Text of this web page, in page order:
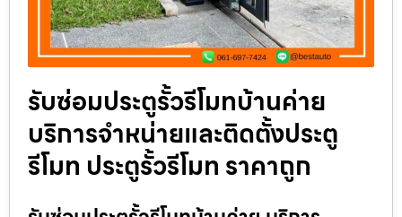
รับซ่อมประตูรั้วรีโมทบ้านค่าย
บริการจำหน่ายและติดตั้งประตู
รีโมท ประตูรั้วรีโมท ราคาถูก